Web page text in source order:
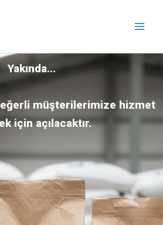
Yakında…
müşterilerimize hizmet
için açılacaktır.